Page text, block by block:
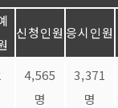
신청인원 응시인원
4,565
명
3,371
명